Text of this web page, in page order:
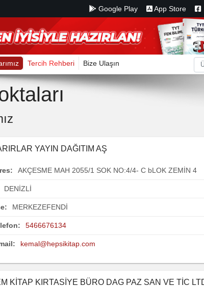
Google Play App Store
Tercih Rehberi Bize Ulaşın
YAYIN DAĞITIM AŞ
AKÇESME MAH 2055/1 SOK NO:4/4- C bLOK ZEMİN 4
DENİZLİ
MERKEZEFENDİ
5466676134
kemal@hepsikitap.com
KİTAP KIRTASİYE BÜRO DAG PAZ SAN VE TİC